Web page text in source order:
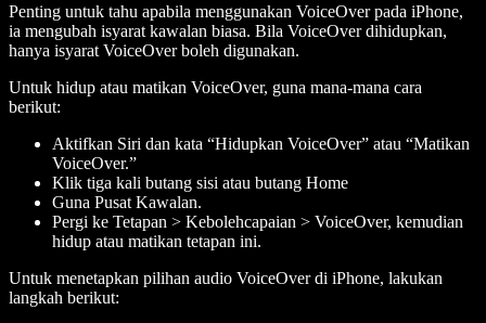
Penting untuk tahu apabila menggunakan VoiceOver pada iPhone,
ia mengubah isyarat kawalan biasa. Bila VoiceOver dihidupkan,
hanya isyarat VoiceOver boleh digunakan.
Untuk hidup atau matikan VoiceOver, guna mana-mana cara
berikut:
Aktifkan Siri dan kata “Hidupkan VoiceOver” atau “Matikan
VoiceOver.”
Klik tiga kali butang sisi atau butang Home
Guna Pusat Kawalan.
Pergi ke Tetapan > Kebolehcapaian > VoiceOver, kemudian
hidup atau matikan tetapan ini.
Untuk menetapkan pilihan audio VoiceOver di iPhone, lakukan
langkah berikut: